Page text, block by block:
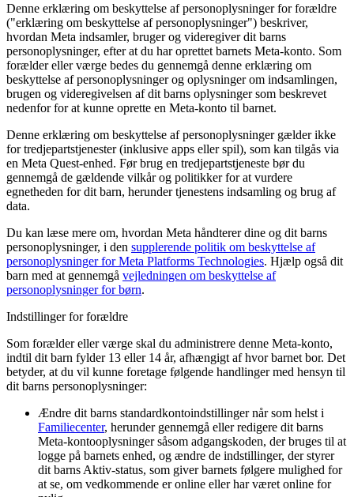
Denne erklæring om beskyttelse af personoplysninger for forældre
("erklæring om beskyttelse af personoplysninger") beskriver,
hvordan Meta indsamler, bruger og videregiver dit barns
personoplysninger, efter at du har oprettet barnets Meta-konto. Som
forælder eller værge bedes du gennemgå denne erklæring om
beskyttelse af personoplysninger og oplysninger om indsamlingen,
brugen og videregivelsen af dit barns oplysninger som beskrevet
nedenfor for at kunne oprette en Meta-konto til barnet.
Denne erklæring om beskyttelse af personoplysninger gælder ikke
for tredjepartstjenester (inklusive apps eller spil), som kan tilgås via
en Meta Quest-enhed. Før brug en tredjepartstjeneste bør du
gennemgå de gældende vilkår og politikker for at vurdere
egnetheden for dit barn, herunder tjenestens indsamling og brug af
data.
Du kan læse mere om, hvordan Meta håndterer dine og dit barns
personoplysninger, i den supplerende politik om beskyttelse af
personoplysninger for Meta Platforms Technologies. Hjælp også dit
barn med at gennemgå vejledningen om beskyttelse af
personoplysninger for børn.
Indstillinger for forældre
Som forælder eller værge skal du administrere denne Meta-konto,
indtil dit barn fylder 13 eller 14 år, afhængigt af hvor barnet bor. Det
betyder, at du vil kunne foretage følgende handlinger med hensyn til
dit barns personoplysninger:
Ændre dit barns standardkontoindstillinger når som helst i
Familiecenter, herunder gennemgå eller redigere dit barns
Meta-kontooplysninger såsom adgangskoden, der bruges til at
logge på barnets enhed, og ændre de indstillinger, der styrer
dit barns Aktiv-status, som giver barnets følgere mulighed for
at se, om vedkommende er online eller har været online for